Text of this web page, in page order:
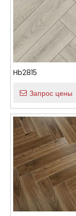
Hb2815
Запрос цены